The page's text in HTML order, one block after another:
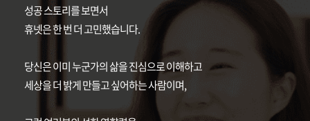
성공 스토리를 보면서
휴넷은 한 번 더 고민했습니다.
당신은 이미 누군가의 삶을 진심으로 이해하고
세상을 더 밝게 만들고 싶어하는 사람이며,